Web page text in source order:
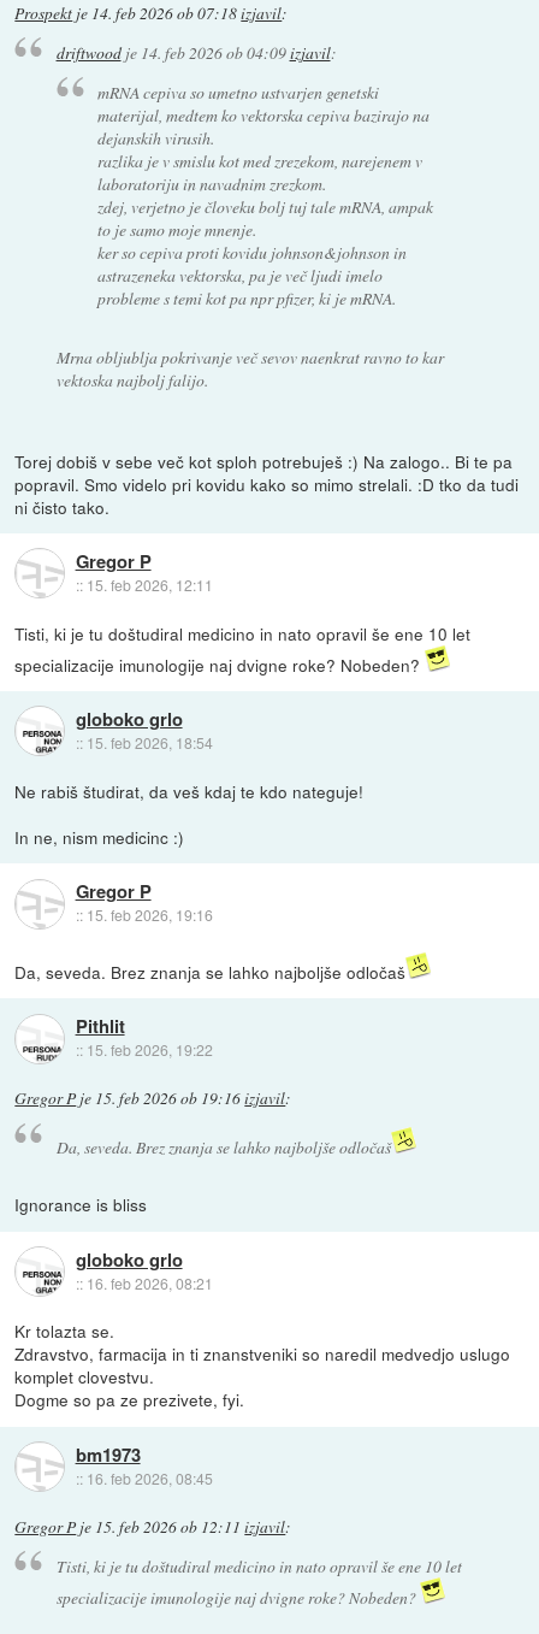
Prospekt je 14. feb 2026 ob 07:18izjavil:
driftwoodje 14. feb 2026 ob 04:09izjavil:
mRNA cepiva so umetno ustvarjen genetski
materijal, medtem ko vektorska cepiva bazirajo na
dejanskih virusih.
razlika je v smislu kot med zrezekom, narejenem v
laboratoriju in navadnim zrezkom.
zdej, verjetno je človeku bolj tuj tale mRNA, ampak
to je samo moje mnenje.
ker so cepiva proti kovidu johnson&johnson in
astrazeneka vektorska, pa je več ljudi imelo
probleme s temi kot pa npr pfizer, ki je mRNA.
Mrna obljublja pokrivanje več sevov naenkrat ravno to kar
vektoska najbolj falijo.
Torej dobiš v sebe več kot sploh potrebuješ :) Na zalogo.. Bi te pa
popravil. Smo videlo pri kovidu kako so mimo strelali. :D tko da tudi
ni čisto tako.
Gregor P
:: 15. feb 2026, 12:11
Tisti, ki je tu doštudiral medicino in nato opravil še ene 10 let
specializacije imunologije naj dvigne roke? Nobeden?
globoko grlo
:: 15. feb 2026, 18:54
Ne rabiš študirat, da veš kdaj te kdo nateguje!
In ne, nism medicinc :)
Gregor P
:: 15. feb 2026, 19:16
Da, seveda. Brez znanja se lahko najboljše odločaš
Pithlit
:: 15. feb 2026, 19:22
Gregor P je 15. feb 2026 ob 19:16izjavil:
Da, seveda. Brez znanja se lahko najboljše odločaš
Ignorance is bliss
globoko grlo
:: 16. feb 2026, 08:21
Kr tolazta se.
Zdravstvo, farmacija in ti znanstveniki so naredil medvedjo uslugo
komplet clovestvu.
Dogme so pa ze prezivete, fyi.
bm1973
:: 16. feb 2026, 08:45
Gregor P je 15. feb 2026 ob 12:11 izjavil:
Tisti, ki je tu doštudiral medicino in nato opravil še ene 10 let
specializacije imunologije naj dvigne roke? Nobeden?